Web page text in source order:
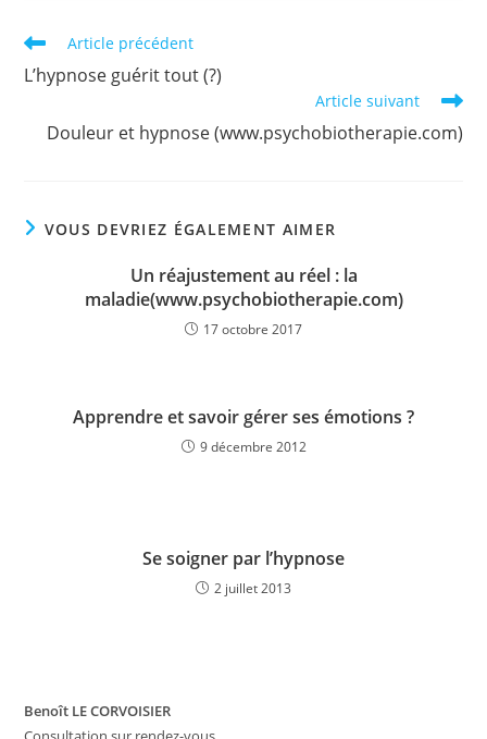
Read
more
articles
Article précédent
L’hypnose guérit tout (?)
Article suivant
Douleur et hypnose (www.psychobiotherapie.com)
VOUS DEVRIEZ ÉGALEMENT AIMER
Un réajustement au réel : la
maladie(www.psychobiotherapie.com)
17 octobre 2017
Apprendre et savoir gérer ses émotions ?
9 décembre 2012
Se soigner par l’hypnose
2 juillet 2013
Benoît LE CORVOISIER